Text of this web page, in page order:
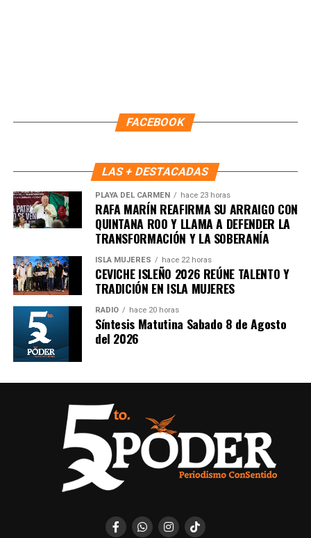
Recibe las noticias al instante
Únete al canal oficial de WhatsApp de
en tu teléfono.
Unirme al canal de WhatsApp
FACEBOOK
LAS + DESTACADAS
PLAYA DEL CARMEN hace 23 horas
RAFA MARÍN REAFIRMA SU ARRAIGO CON
QUINTANA ROO Y LLAMA A DEFENDER LA
TRANSFORMACIÓN Y LA SOBERANÍA
ISLA MUJERES hace 22 horas
CEVICHE ISLEÑO 2026 REÚNE TALENTO Y
TRADICIÓN EN ISLA MUJERES
RADIO hace 20 horas
Síntesis Matutina Sabado 8 de Agosto
del 2026